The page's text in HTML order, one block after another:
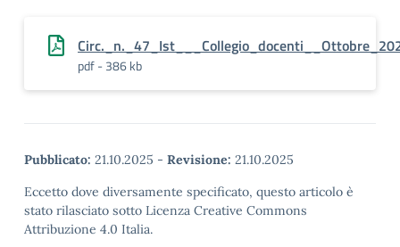
pdf - 386 kb
Pubblicato: 21.10.2025 - Revisione: 21.10.2025
Eccetto dove diversamente specificato, questo articolo è
stato rilasciato sotto Licenza Creative Commons
Attribuzione 4.0 Italia.